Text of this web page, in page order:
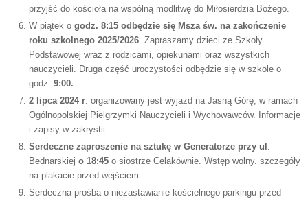
przyjść do kościoła na wspólną modlitwę do Miłosierdzia Bożego.
W piątek o godz. 8:15 odbędzie się Msza św. na zakończenie
roku szkolnego 2025/2026. Zapraszamy dzieci ze Szkoły
Podstawowej wraz z rodzicami, opiekunami oraz wszystkich
nauczycieli. Druga część uroczystości odbędzie się w szkole o
godz. 9:00.
2 lipca 2024 r. organizowany jest wyjazd na Jasną Górę, w ramach
Ogólnopolskiej Pielgrzymki Nauczycieli i Wychowawców. Informacje
i zapisy w zakrystii.
Serdeczne zaproszenie na sztukę w Generatorze przy ul
Bednarskiej o 18:45 o siostrze Celakównie. Wstęp wolny. szczegóły
na plakacie przed wejściem.
Serdeczna prośba o niezastawianie kościelnego parkingu przed